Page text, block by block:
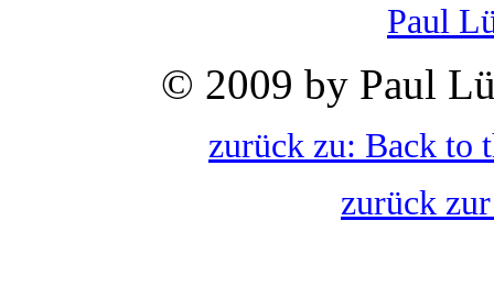
Paul
© 2009 by Paul
zurück zu: Back to
zurück